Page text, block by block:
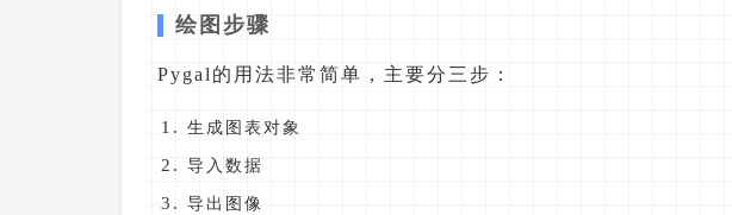
绘图步骤
Pygal的用法非常简单，主要分三步：
生成图表对象
导入数据
导出图像